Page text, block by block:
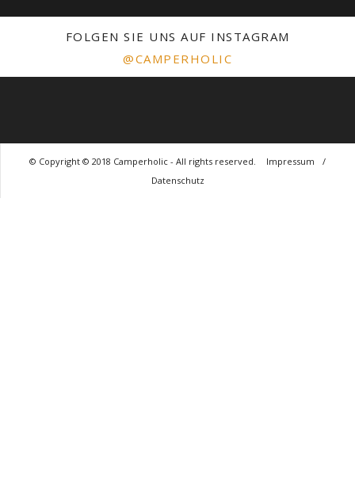
FOLGEN SIE UNS AUF INSTAGRAM
@CAMPERHOLIC
© Copyright © 2018 Camperholic - All rights reserved. Impressum
/
Datenschutz